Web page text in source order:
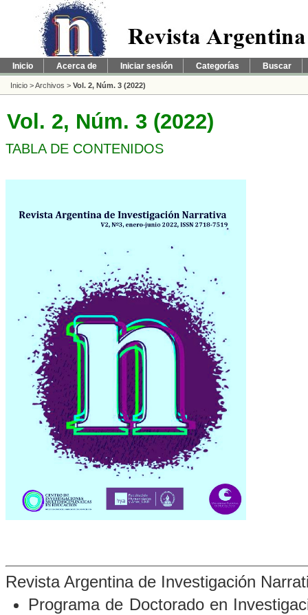
Inicio Acerca de Iniciar sesión Categorías Buscar
Inicio >Archivos > Vol. 2, Núm. 3 (2022)
Vol. 2, Núm. 3 (2022)
TABLA DE CONTENIDOS
Revista Argentina de Investigación
Programa de Doctorado en